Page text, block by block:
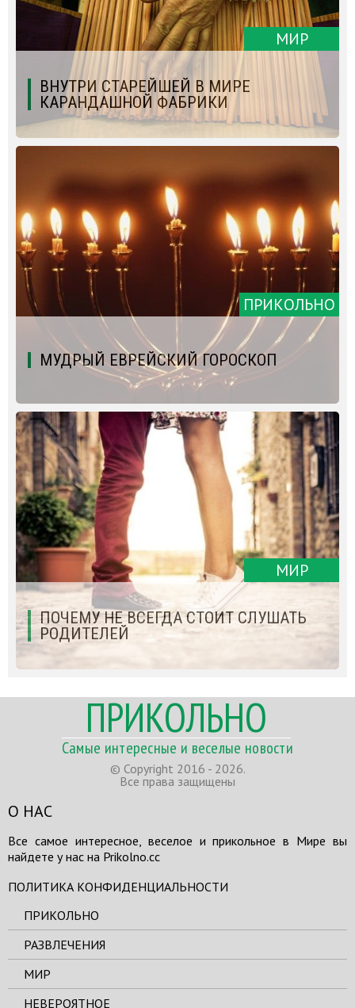
МИР
ВНУТРИ СТАРЕЙШЕЙ В МИРЕ
КАРАНДАШНОЙ ФАБРИКИ
ПРИКОЛЬНО
МУДРЫЙ ЕВРЕЙСКИЙ ГОРОСКОП
МИР
ПОЧЕМУ НЕ ВСЕГДА СТОИТ СЛУШАТЬ
РОДИТЕЛЕЙ
ПРИКОЛЬНО
Самые интересные и веселые новости
© Copyright 2016 - 2026.
Все права защищены
О НАС
Все самое интересное, веселое и прикольное в Мире вы
найдете у нас на Prikolno.cc
ПОЛИТИКА КОНФИДЕНЦИАЛЬНОСТИ
ПРИКОЛЬНО
РАЗВЛЕЧЕНИЯ
МИР
НЕВЕРОЯТНОЕ